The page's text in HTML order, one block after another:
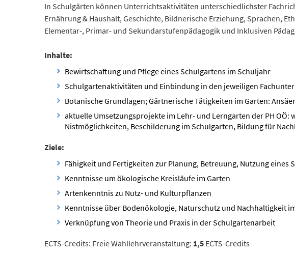
In Schulgärten können Unterrichtsaktivitäten unterschiedlichster
Ernährung & Haushalt, Geschichte, Bildnerische Erziehung, Sprachen,
Elementar-, Primar- und Sekundarstufenpädagogik und Inklusiven
Inhalte:
Bewirtschaftung und Pflege eines Schulgartens im Schuljahr
Schulgartenaktivitäten und Einbindung in den jeweiligen
Botanische Grundlagen; Gärtnerische Tätigkeiten im Garten:
aktuelle Umsetzungsprojekte im Lehr- und Lerngarten der PH
Nistmöglichkeiten, Beschilderung im Schulgarten, Bildung für
Ziele:
Fähigkeit und Fertigkeiten zur Planung, Betreuung, Nutzung
Kenntnisse um ökologische Kreisläufe im Garten
Artenkenntnis zu Nutz- und Kulturpflanzen
Kenntnisse über Bodenökologie, Naturschutz und Nachhaltigkeit
Verknüpfung von Theorie und Praxis in der Schulgartenarbeit
ECTS-Credits: Freie Wahllehrveranstaltung: 1,5 ECTS-Credits